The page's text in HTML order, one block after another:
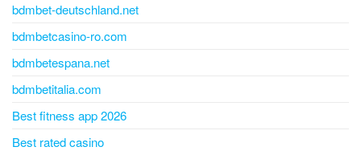
bdmbet-deutschland.net
bdmbetcasino-ro.com
bdmbetespana.net
bdmbetitalia.com
Best fitness app 2026
Best rated casino